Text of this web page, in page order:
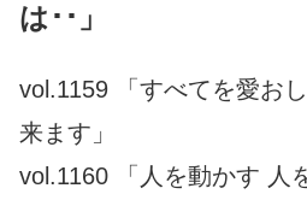
は･･」
vol.1159 「すべてを愛お
来ます」
vol.1160 「人を動かす 人